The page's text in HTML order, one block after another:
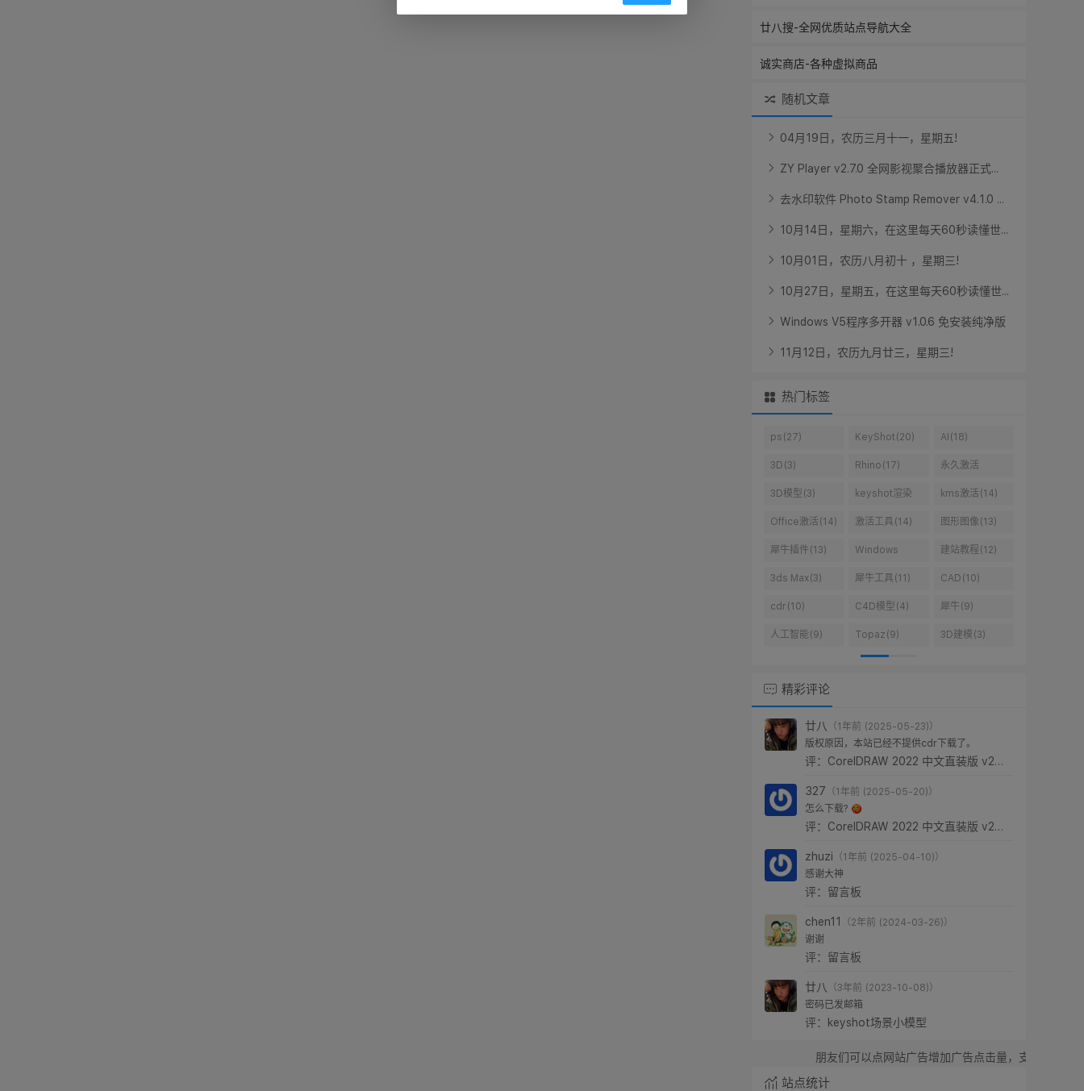
廿八搜-全网优质站点导航大全
诚实商店-各种虚拟商品
随机文章
04月 1 9 日 ， 农历三月 十一， 星期五!
ZY P ayer v2.7.0 全网影视聚合播放器正式...
去水印软件 Photo Stamp Remover v4.1 .0 ...
1 0月 1 4 日 ， 星期六， 在这里每天60秒读懂世...
1 0月 01 日 ， 农历八 月 初十 ， 星期 三!
1 0月 27 日 ， 星期五 ， 在这里每天60秒读懂世...
Windows V5程序多开器 v1 .0.6 免安装纯净版
1 1 月 1 2 日 ， 农历九 月 廿三， 星期 三!
热门标签
ps(27) KeyShot(20) AI(18)
3D(3) Rhino(17) 永久激活
win10(10)
3D模型(3) keyshot渲染
(14)
kms激活(14)
Office激活(14) 激活工具(14) 图形图像(13)
犀牛插件(13) Windows
10(10)
建站教程(12)
3ds Max(3) 犀牛工具(11) CAD(10)
cdr(10) C4D模型(4) 犀牛(9)
人工智能(9) Topaz(9) 3D建模(3)
精彩评论
廿八
（1年前 (2025-05-23)）
版权原因，本站已经不提供cdr下载了。
评：CorelDRAW 2022 中文直装版 v24.0.0.301
327 （1年前 (2025-05-20)）
怎么下载?
评：CorelDRAW 2022 中文直装版 v24.0.0.301
zhuzi （1年前 (2025-04-10)）
感谢大神
评：留言板
chen11
（2年前 (2024-03-26)）
谢谢
评：留言板
廿八
（3年前 (2023-10-08)）
密码已发邮箱
评：keyshot场景小模型
朋友们可以点网站广告增加广告点击量，支持廿八星空，感谢！
站点统计